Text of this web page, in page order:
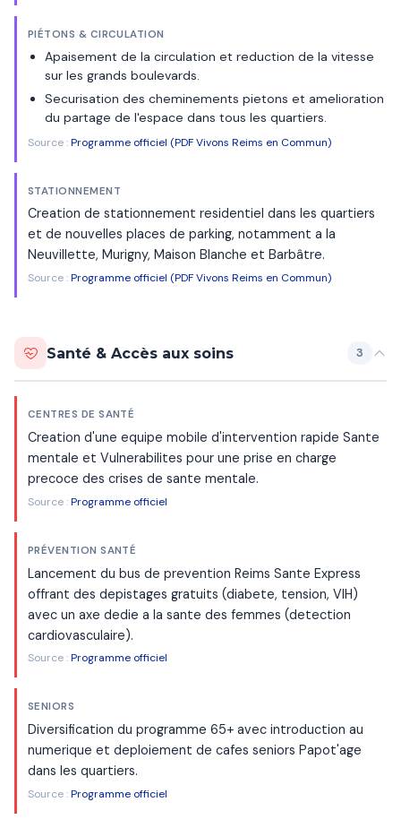
PIÉTONS & CIRCULATION
Apaisement de la circulation et reduction de la vitesse
sur les grands boulevards.
Securisation des cheminements pietons et amelioration
du partage de l'espace dans tous les quartiers.
Source :Programme officiel (PDF Vivons Reims en Commun)
STATIONNEMENT
Creation de stationnement residentiel dans les quartiers
et de nouvelles places de parking, notamment a la
Neuvillette, Murigny, Maison Blanche et Barbâtre.
Source :Programme officiel (PDF Vivons Reims en Commun)
Santé & Accès aux soins 3
CENTRES DE SANTÉ
Creation d'une equipe mobile d'intervention rapide Sante
mentale et Vulnerabilites pour une prise en charge
precoce des crises de sante mentale.
Source :Programme officiel
PRÉVENTION SANTÉ
Lancement du bus de prevention Reims Sante Express
offrant des depistages gratuits (diabete, tension, VIH)
avec un axe dedie a la sante des femmes (detection
cardiovasculaire).
Source :Programme officiel
SENIORS
Diversification du programme 65+ avec introduction au
numerique et deploiement de cafes seniors Papot'age
dans les quartiers.
Source :Programme officiel